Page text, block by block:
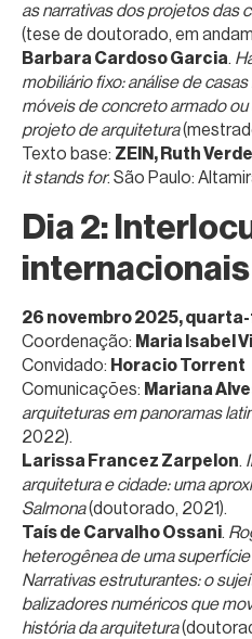
as narrativas dos projetos das
(tese de doutorado, em
Barbara Cardoso Garcia.
mobiliário fixo: análise de
móveis de concreto armado
projeto de arquitetura
Texto base: ZEIN, Ruth Verde
it stands for. São Paulo:
Dia 2:
internacionais
26 novembro 2025,
Coordenação: Maria Isabel
Convidado: Horacio Torrent
Comunicações: Mariana
arquiteturas em panoramas
2022).
Larissa Francez Zarpelon.
arquitetura e cidade: uma
Salmona(doutorado, 2021).
Taís de Carvalho Ossani.
heterogênea de uma
Narrativas estruturantes: o
balizadores numéricos que
história da arquitetura